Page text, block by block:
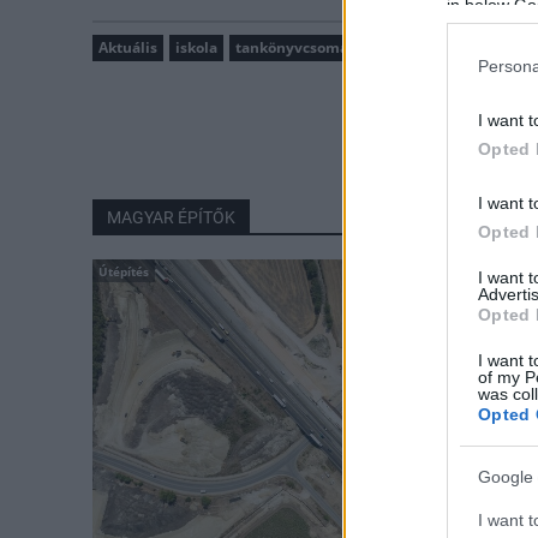
in below
I want
Opted
I want
Opted
I want
Opted
I want
of my
was
Opted
Google
I want
Aktuális iskola tankönyvcsomag
MAGYAR ÉPÍTŐK
Útépítés